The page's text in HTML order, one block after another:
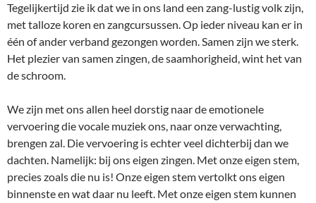
Tegelijkertijd zie ik dat we in ons land een zang-lustig volk zijn,
met talloze koren en zangcursussen. Op ieder niveau kan er in
één of ander verband gezongen worden. Samen zijn we sterk.
Het plezier van samen zingen, de saamhorigheid, wint het van
de schroom.
We zijn met ons allen heel dorstig naar de emotionele
vervoering die vocale muziek ons, naar onze verwachting,
brengen zal. Die vervoering is echter veel dichterbij dan we
dachten. Namelijk: bij ons eigen zingen. Met onze eigen stem,
precies zoals die nu is! Onze eigen stem vertolkt ons eigen
binnenste en wat daar nu leeft. Met onze eigen stem kunnen